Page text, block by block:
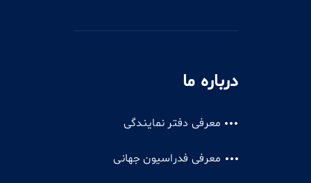
درباره ما
معرفی دفتر نمایندگی
معرفی فدراسیون جهانی